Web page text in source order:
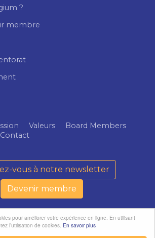
pour améliorer votre expérience en ligne. En utilisant
l’utilisation de cookies. En savoir plus
?
membre
Valeurs
Board Members
Contact
vous à notre newsletter
Devenir membre